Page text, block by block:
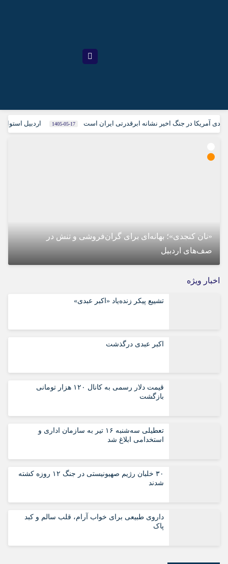
آمریکا در جنگ اخیر نشانه ابرقدرتی ایران است 1405-05-17 اردبیل
«نان کنجدی»؛ بهانه‌ای برای گران‌فروشی و تنش در
صف‌های اردبیل
اخبار ویژه
تشییع پیکر زنده‌یاد «اکبر عبدی»
اکبر عبدی درگذشت
قیمت دلار رسمی به کانال ۱۲۰ هزار تومانی
بازگشت
تعطیلی سه‌شنبه ۱۶ تیر به سازمان اداری و
استخدامی ابلاغ شد
۳۰ خلبان رژیم صهیونیستی در جنگ ۱۲ روزه کشته
شدند
داروی طبیعی برای خواب آرام، قلب سالم و کبد
پاک